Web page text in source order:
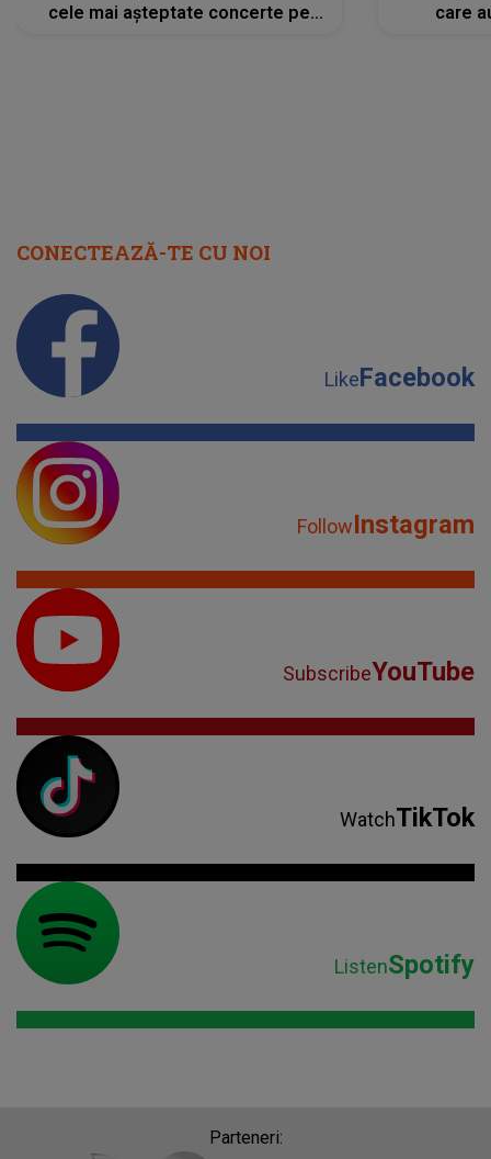
cele mai așteptate concerte pe
care
CONECTEAZĂ-TE CU NOI
LikeFacebook
FollowInstagram
SubscribeYouTube
WatchTikTok
ListenSpotify
Parteneri: